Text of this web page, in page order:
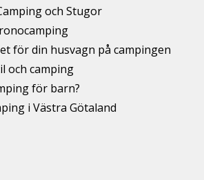
och Stugor
för din husvagn på campingen
och camping
för barn?
i Västra Götaland